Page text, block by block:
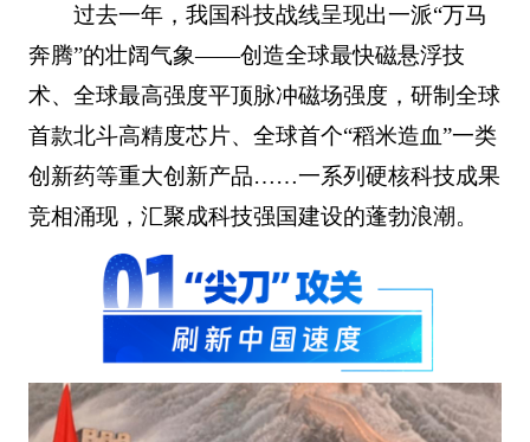
过去一年，我国科技战线呈现出一派“万马
奔腾”的壮阔气象——创造全球最快磁悬浮技
术、全球最高强度平顶脉冲磁场强度，研制全球
首款北斗高精度芯片、全球首个“稻米造血”一类
创新药等重大创新产品……一系列硬核科技成果
竞相涌现，汇聚成科技强国建设的蓬勃浪潮。